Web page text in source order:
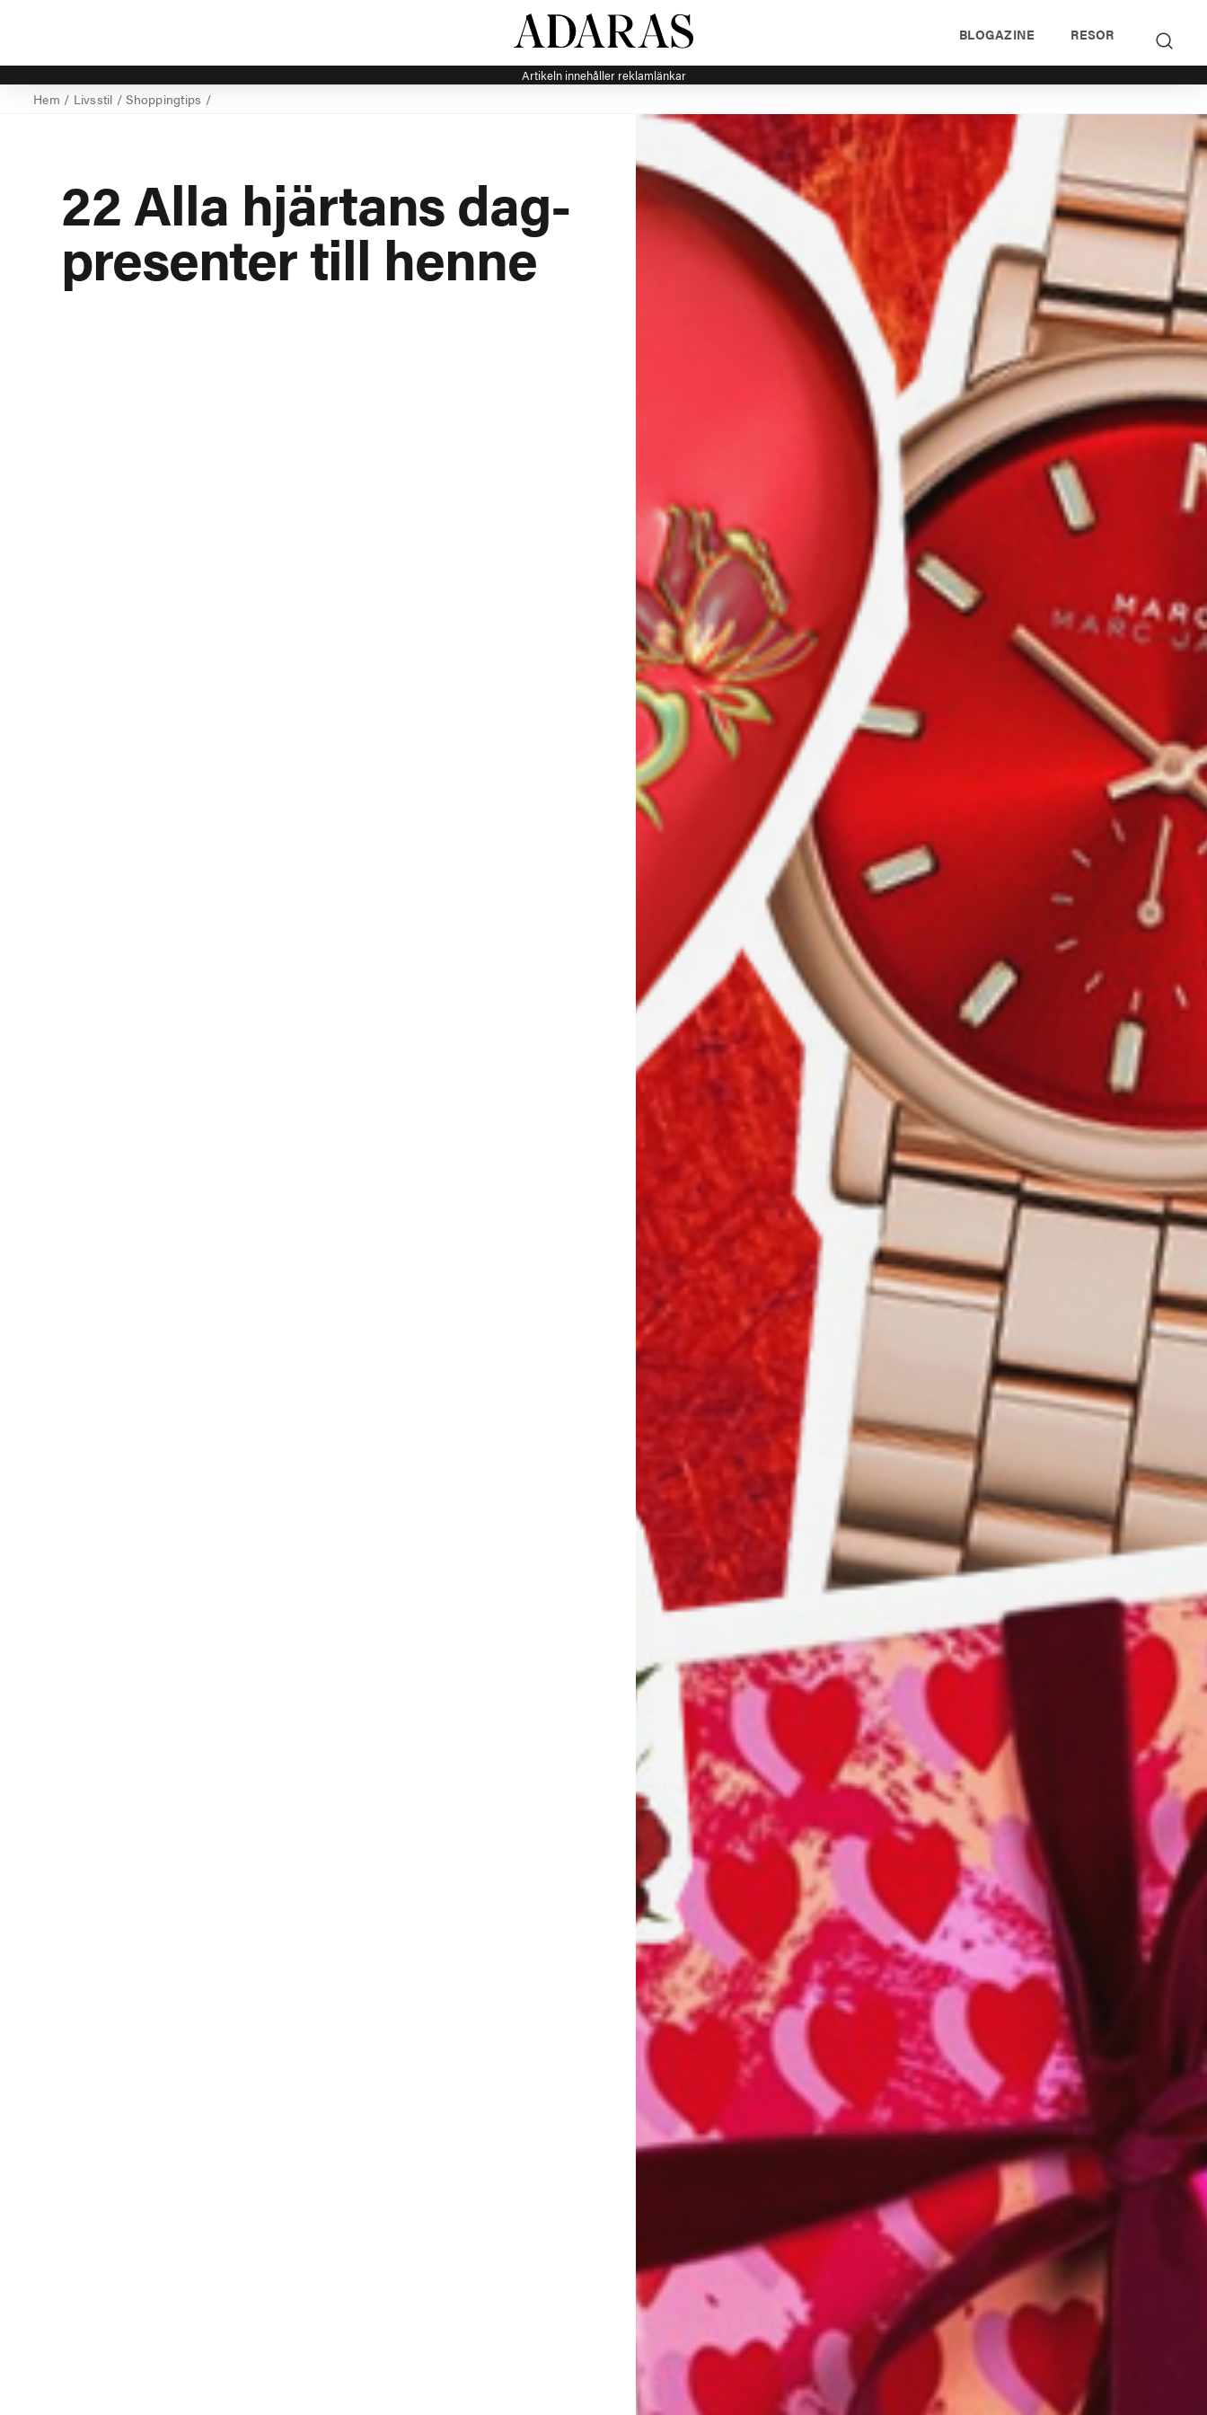
BLOGAZINE RESOR
Artikeln innehåller reklamlänkar
Hem / Livsstil /Shoppingtips /
22 Alla hjärtans dag-
presenter till henne